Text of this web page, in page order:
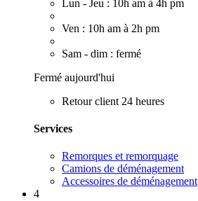
Lun - Jeu : 10h am à 4h pm
Ven : 10h am à 2h pm
Sam - dim : fermé
Fermé aujourd'hui
Retour client 24 heures
Services
Remorques et remorquage
Camions de déménagement
Accessoires de déménagement
4